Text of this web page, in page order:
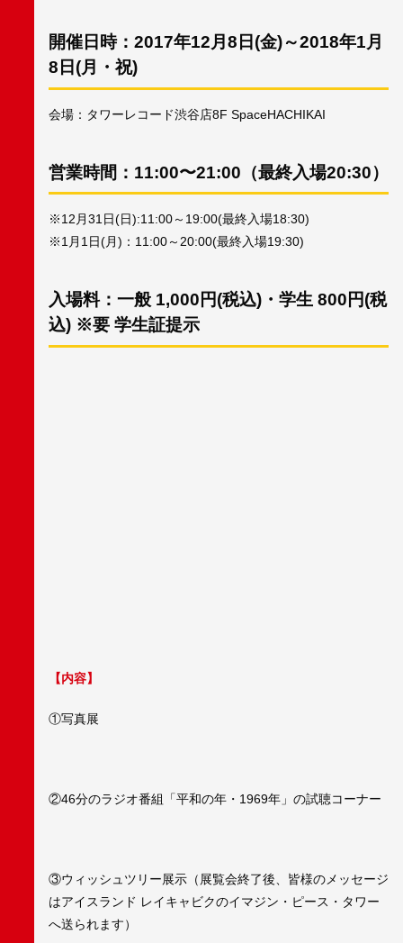
開催日時：2017年12月8日(金)～2018年1月
8日(月・祝)
会場：タワーレコード渋谷店8F SpaceHACHIKAI
営業時間：11:00〜21:00（最終入場20:30）
※12月31日(日):11:00～19:00(最終入場18:30)
※1月1日(月)：11:00～20:00(最終入場19:30)
入場料：一般 1,000円(税込)・学生 800円(税
込) ※要 学生証提示
【内容】
①写真展
②46分のラジオ番組「平和の年・1969年」の試聴コーナー
③ウィッシュツリー展示（展覧会終了後、皆様のメッセージ
はアイスランド レイキャビクのイマジン・ピース・タワー
へ送られます）